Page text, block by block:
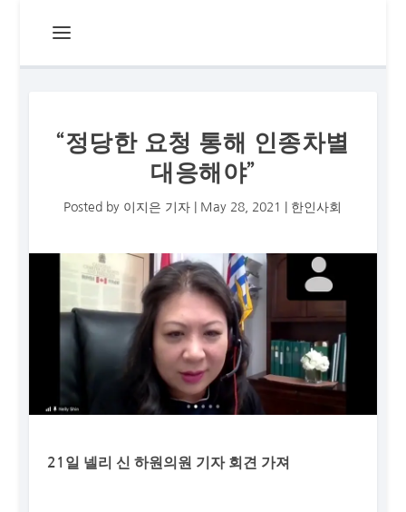
“정당한 요청 통해 인종차별
대응해야”
Posted by 이지은 기자 May 28, 2021 한인사회
21일 넬리 신 하원의원 기자 회견 가져